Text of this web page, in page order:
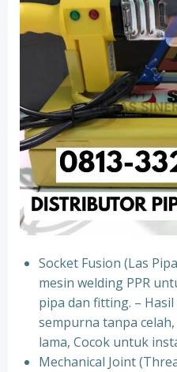
Socket Fusion (Las
mesin welding PPR
pipa dan fitting. –
sempurna tanpa
lama, Cocok untuk
⁠Mechanical Joint